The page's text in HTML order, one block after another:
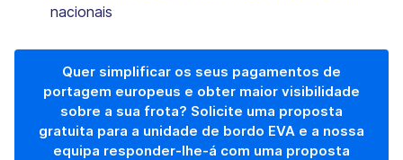
nacionais
Quer simplificar os seus pagamentos de
portagem europeus e obter maior visibilidade
sobre a sua frota? Solicite uma proposta
gratuita para a unidade de bordo EVA e a nossa
equipa responder-lhe-á com uma proposta